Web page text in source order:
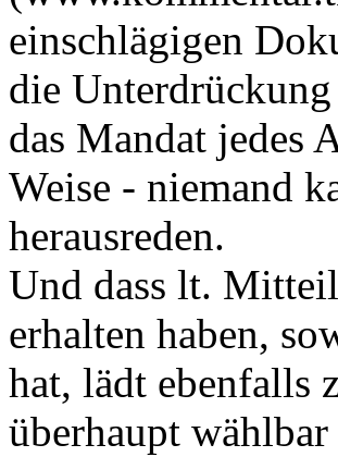
einschlägigen
die
das Mandat jedes
Weise - niemand
herausreden.
Und dass lt.
erhalten haben,
hat, lädt ebenfalls
überhaupt